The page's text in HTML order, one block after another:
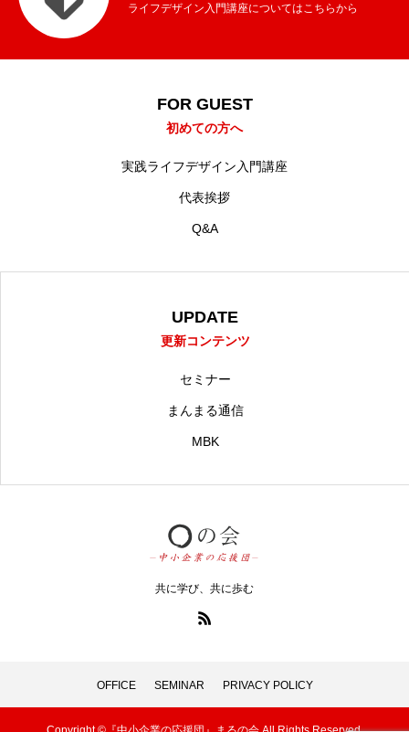
ライフデザイン入門講座についてはこちらから
FOR GUEST
初めての方へ
実践ライフデザイン入門講座
代表挨拶
Q&A
UPDATE
更新コンテンツ
セミナー
まんまる通信
MBK
共に学び、共に歩む
OFFICE SEMINAR PRIVACY POLICY